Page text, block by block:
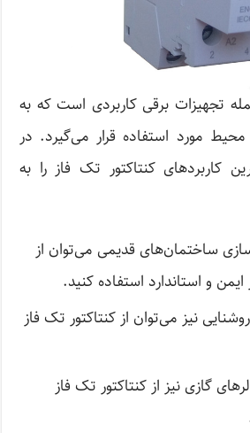
تجهیزات برقی کاربردی است که به
مورد استفاده قرار می‌گیرد. در
کاربرد‌های کنتاکتور تک فاز را به
ساختمان‌های قدیمی‌ می‌توان از
و استاندارد استفاده کنید.
نیز می‌توان از کنتاکتور تک فاز
گازی نیز از کنتاکتور تک فاز